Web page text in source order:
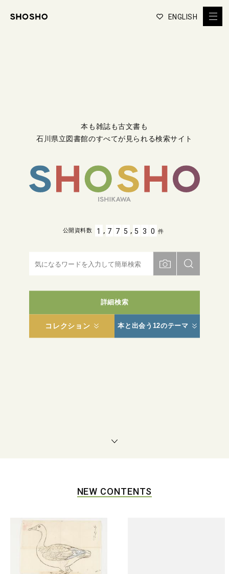
ENGLISH
本も雑誌も古文書も
石川県立図書館のすべてが見られる検索サイト
詳細検索
コレクション 本と出会う12のテーマ
公開資料数 1 , 7 7 5 , 5 3 0 件
NEW CONTENTS